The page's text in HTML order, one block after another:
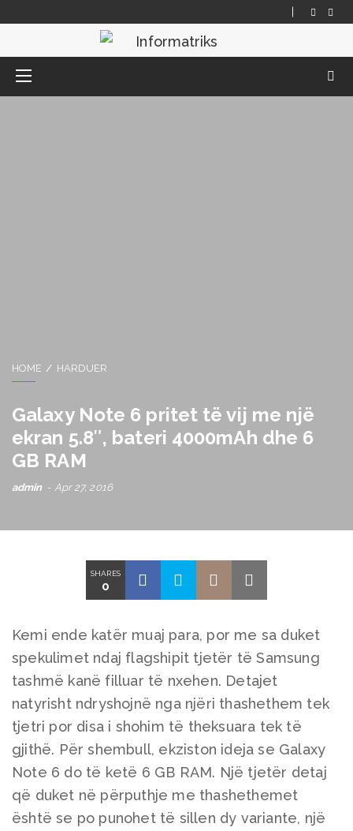
HOME HARDUER
Galaxy Note 6 pritet të vij me një
ekran 5.8″, bateri 4000mAh dhe 6
GB RAM
admin Apr 27, 2016
SHARES
0
Kemi ende katër muaj para, por me sa duket
spekulimet ndaj flagshipit tjetër të Samsung
tashmë kanë filluar të nxehen. Detajet
natyrisht ndryshojnë nga njëri thashethem tek
tjetri por disa i shohim të theksuara tek të
gjithë. Për shembull, ekziston ideja se Galaxy
Note 6 do të ketë 6 GB RAM. Një tjetër detaj
që duket në përputhje me thashethemet
është se po punohet të sillen dy variante, një